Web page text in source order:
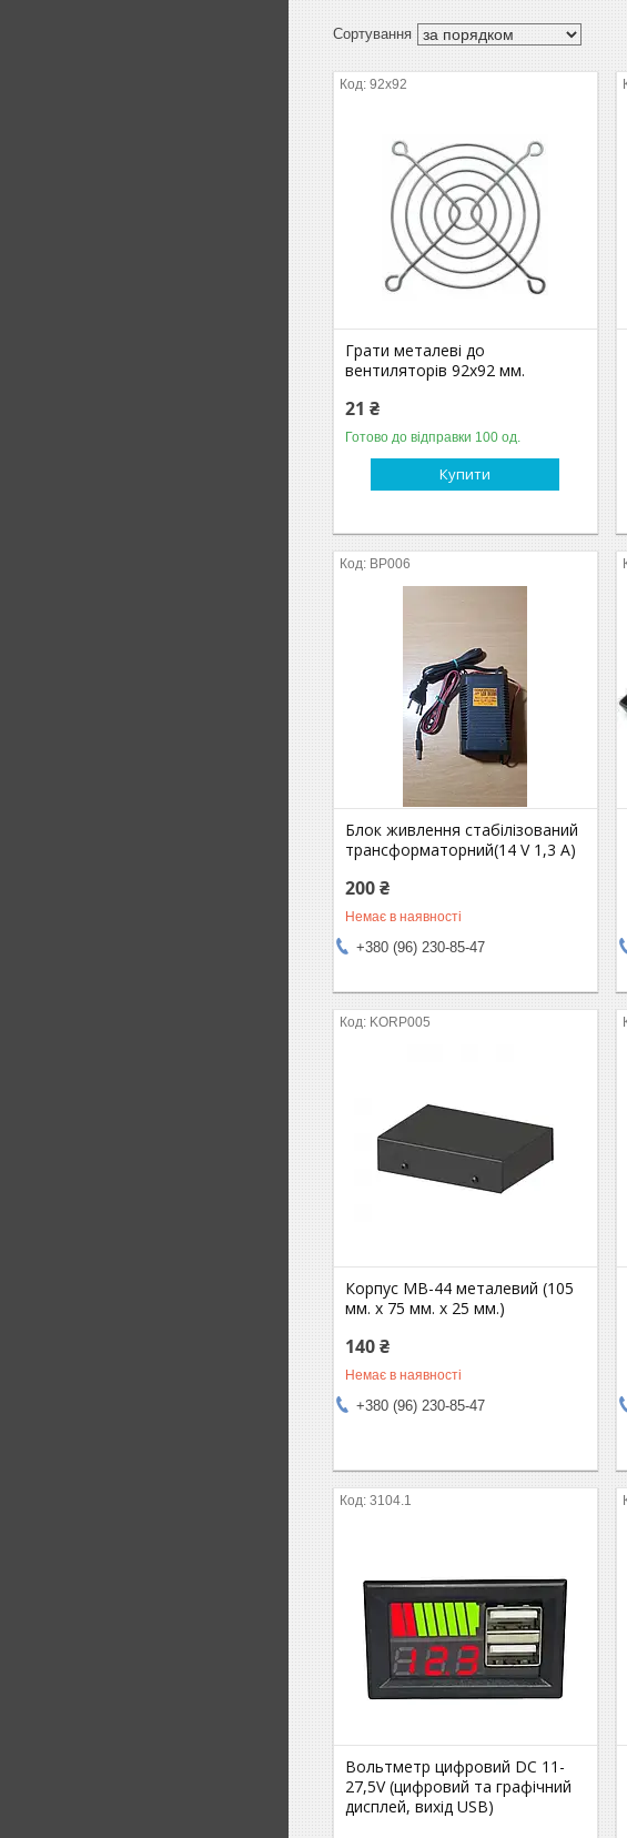
92х92
Грати металеві до
вентиляторів 92х92 мм.
21 ₴
Готово до відправки 100 од.
Купити
BP006
Блок живлення стабілізований
трансформаторний(14 V 1,3 A)
200 ₴
Немає в наявності
+380 (96) 230-85-47
KORP005
Корпус MB-44 металевий (105
мм. х 75 мм. х 25 мм.)
140 ₴
Немає в наявності
+380 (96) 230-85-47
3104.1
Вольтметр цифровий DC 11-
27,5V (цифровий та графічний
дисплей, вихід USB)